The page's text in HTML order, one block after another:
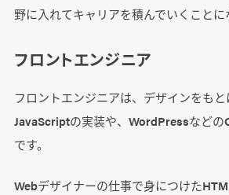
野に入れてキャリアを積んでいくことに
フロントエンジニア
フロントエンジニアは、デザインをもと
JavaScriptの実装や、WordPressなどの
です。
Webデザイナーの仕事で身につけた